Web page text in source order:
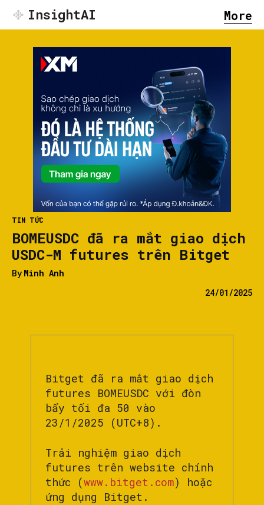
InsightAI More
TIN TỨC
BOMEUSDC đã ra mắt giao dịch
USDC-M futures trên Bitget
By Minh Anh
24/01/2025
Bitget đã ra mắt giao dịch
futures BOMEUSDC với đòn
bẩy tối đa 50 vào
23/1/2025 (UTC+8).
Trải nghiệm giao dịch
futures trên website chính
thức (www.bitget.com) hoặc
ứng dụng Bitget.